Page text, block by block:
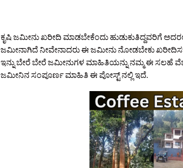
ಕೃಷಿ ಜಮೀನು ಖರೀದಿ ಮಾಡಬೇಕೆಂದು ಹುಡುಕುತಿದ್ದವರಿಗೆ
ಜಮೀನಾಗಿದೆ ನೀವೇನಾದರು ಈ ಜಮೀನು ನೋಡಬೇಕು
ಇನ್ನು ಬೇರೆ ಬೇರೆ ಜಮೀನುಗಳ ಮಾಹಿತಿಯನ್ನು ನಮ್ಮ ಈ ಸಲಹೆ
ಜಮೀನಿನ ಸಂಪೂರ್ಣ ಮಾಹಿತಿ ಈ ಪೋಸ್ಟ್‌ ನಲ್ಲಿ ಇದೆ.